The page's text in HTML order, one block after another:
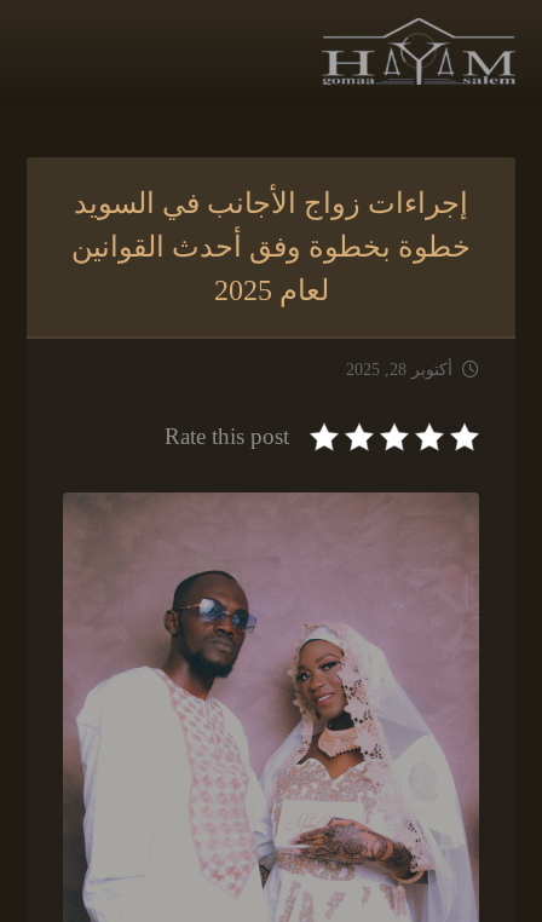
إجراءات زواج الأجانب في السويد
خطوة بخطوة وفق أحدث القوانين
لعام 2025
أكتوبر 28, 2025
Rate this post